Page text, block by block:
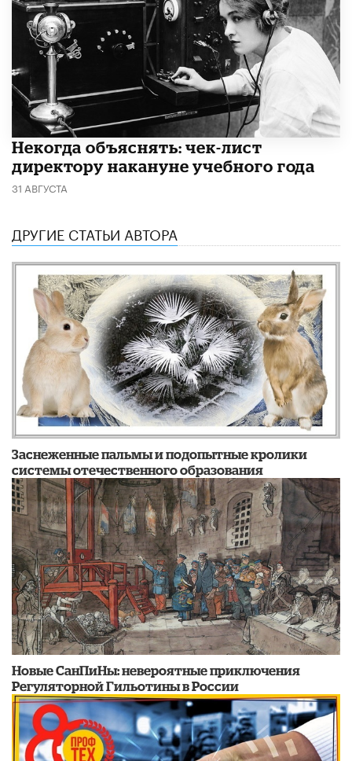
Некогда объяснять: чек-лист
директору накануне учебного года
31 АВГУСТА
ДРУГИЕ СТАТЬИ АВТОРА
Заснеженные пальмы и подопытные кролики
системы отечественного образования
Новые СанПиНы: невероятные приключения
Регуляторной Гильотины в России